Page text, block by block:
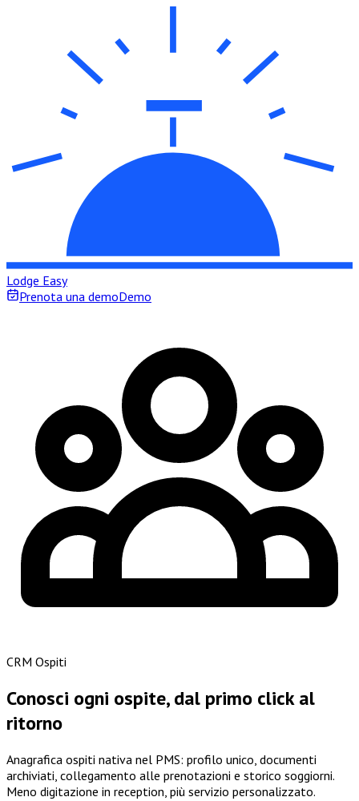
Lodge Easy
Prenota una demoDemo
CRM Ospiti
Conosci ogni ospite, dal primo click al
ritorno
Anagrafica ospiti nativa nel PMS: profilo unico, documenti
archiviati, collegamento alle prenotazioni e storico soggiorni.
Meno digitazione in reception, più servizio personalizzato.